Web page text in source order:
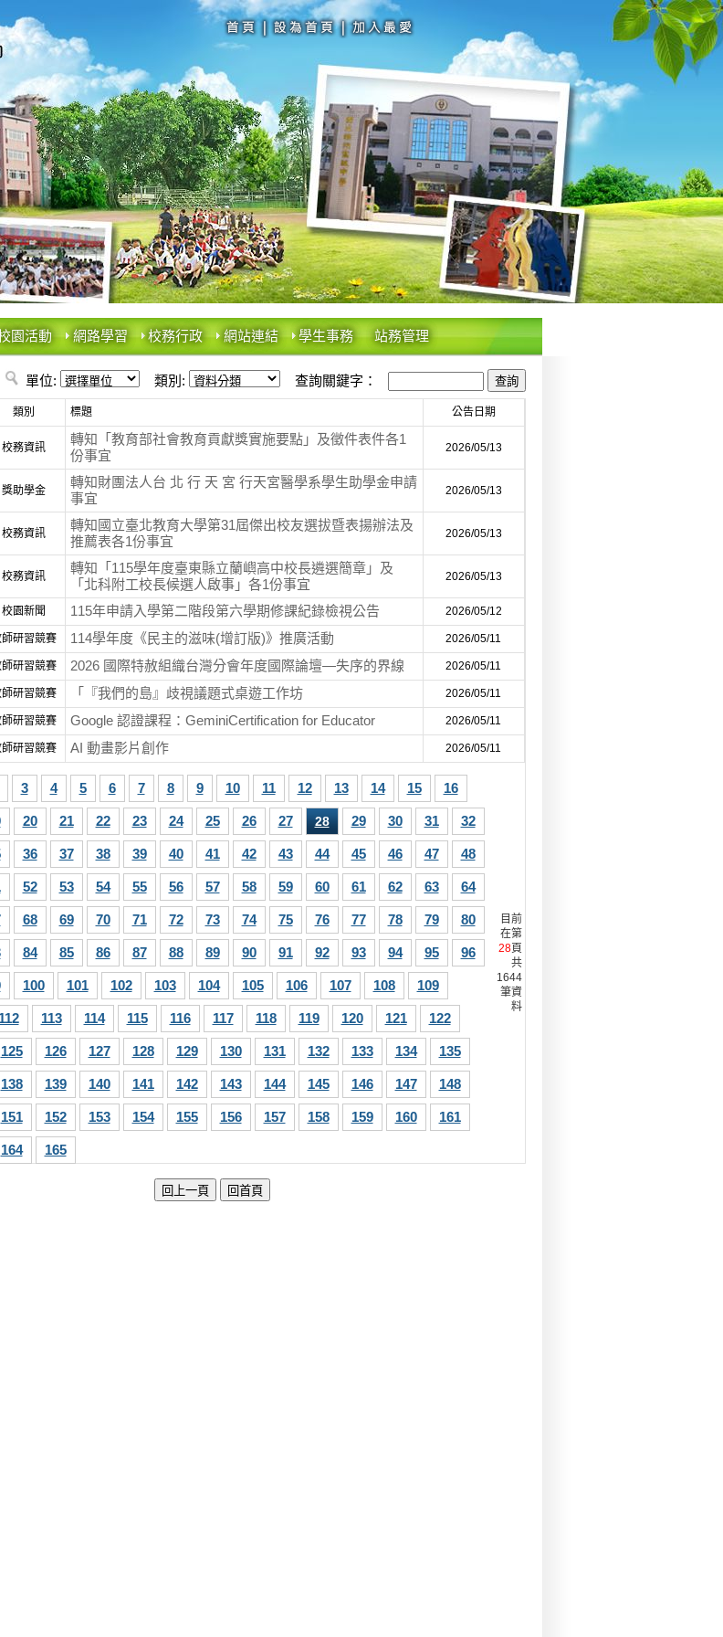
園活動 網路學習 校務行政 網站連結 學生事務 站務管理
單位: 類別: 查詢關鍵字：
類別 標題 公告日期
校務資訊
轉知「教育部社會教育貢獻獎實施要點」及徵件表件各1
份事宜
2026/05/13
獎助學金
轉知財團法人台 北 行 天 宮 行天宮醫學系學生助學金申請
事宜
2026/05/13
校務資訊
轉知國立臺北教育大學第31屆傑出校友選拔暨表揚辦法及
推薦表各1份事宜
2026/05/13
校務資訊
轉知「115學年度臺東縣立蘭嶼高中校長遴選簡章」及
「北科附工校長候選人啟事」各1份事宜
2026/05/13
校園新聞 115年申請入學第二階段第六學期修課紀錄檢視公告 2026/05/12
研習競賽 114學年度《民主的滋味(增訂版)》推廣活動 2026/05/11
研習競賽 2026 國際特赦組織台灣分會年度國際論壇—失序的界線 2026/05/11
研習競賽 「『我們的島』歧視議題式桌遊工作坊 2026/05/11
研習競賽 Google 認證課程：GeminiCertification for Educator 2026/05/11
研習競賽 AI 動畫影片創作 2026/05/11
3 4 5 6 7 8 9 10 11 12 13 14 15 16
20 21 22 23 24 25 26 27 28 29 30 31 32
36 37 38 39 40 41 42 43 44 45 46 47 48
52 53 54 55 56 57 58 59 60 61 62 63 64
68 69 70 71 72 73 74 75 76 77 78 79 80
84 85 86 87 88 89 90 91 92 93 94 95 96
100 101 102 103 104 105 106 107 108 109
112 113 114 115 116 117 118 119 120 121 122
125 126 127 128 129 130 131 132 133 134 135
138 139 140 141 142 143 144 145 146 147 148
151 152 153 154 155 156 157 158 159 160 161
164 165
目前
在第
28頁
共
1644
筆資
料